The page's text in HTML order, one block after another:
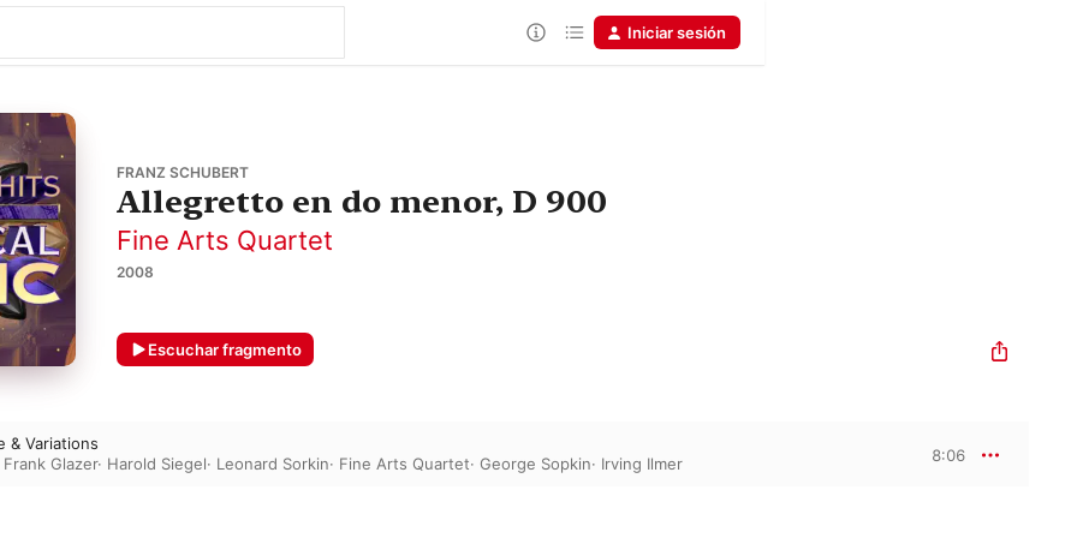
Iniciar sesión
FRANZ SCHUBERT
Allegretto en do menor, D 900
Fine Arts Quartet
2008
Escuchar fragmento
& Variations
Frank Glazer· Harold Siegel· Leonard Sorkin· Fine Arts Quartet· George Sopkin· Irving Ilmer 8:06